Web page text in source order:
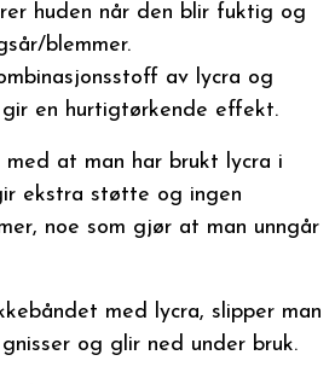
huden når den blir fuktig og
blemmer.
av lycra og
gir en hurtigtørkende effekt.
med at man har brukt lycra i
ekstra støtte og ingen
noe som gjør at man unngår
med lycra, slipper man
og glir ned under bruk.